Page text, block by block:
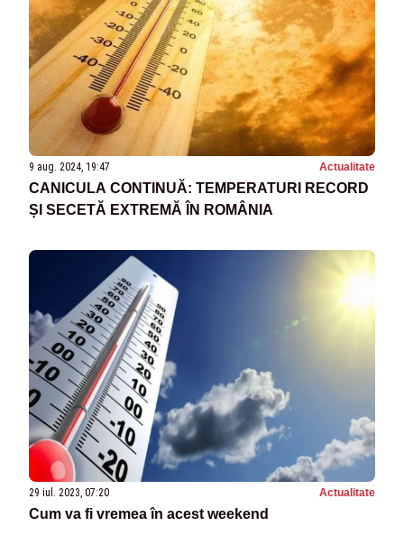
9 aug. 2024, 19:47 Actualitate
CANICULA CONTINUĂ: TEMPERATURI RECORD
ȘI SECETĂ EXTREMĂ ÎN ROMÂNIA
29 iul. 2023, 07:20 Actualitate
Cum va fi vremea în acest weekend